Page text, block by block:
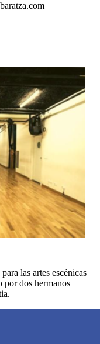
las artes escénicas
por dos hermanos